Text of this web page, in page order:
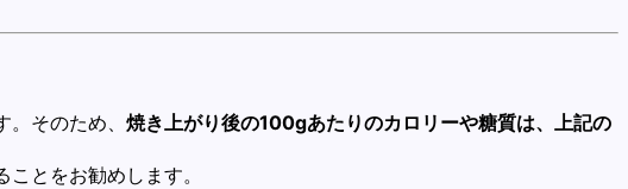
そのため、 焼き上がり後の100gあたりのカロリーや糖質は、上記の
とをお勧めします。